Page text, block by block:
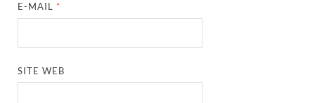
E-MAIL *
SITE WEB